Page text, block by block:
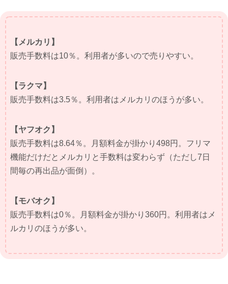
【メルカリ】
販売手数料は10％。利用者が多いので売りやすい。
【ラクマ】
販売手数料は3.5％。利用者はメルカリのほうが多い。
【ヤフオク】
販売手数料は8.64％。月額料金が掛かり498円。フリマ
機能だけだとメルカリと手数料は変わらず（ただし7日
間毎の再出品が面倒）。
【モバオク】
販売手数料は0％。月額料金が掛かり360円。利用者はメ
ルカリのほうが多い。